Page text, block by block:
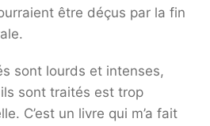
être déçus par la fin
sont lourds et intenses,
sont traités est trop
C’est un livre qui m’a fait